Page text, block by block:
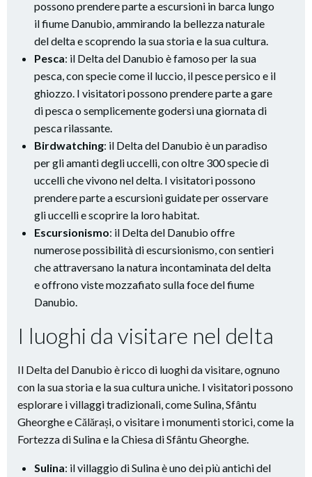
possono prendere parte a escursioni in barca lungo
il fiume Danubio, ammirando la bellezza naturale
del delta e scoprendo la sua storia e la sua cultura.
Pesca: il Delta del Danubio è famoso per la sua
pesca, con specie come il luccio, il pesce persico e il
ghiozzo. I visitatori possono prendere parte a gare
di pesca o semplicemente godersi una giornata di
pesca rilassante.
Birdwatching: il Delta del Danubio è un paradiso
per gli amanti degli uccelli, con oltre 300 specie di
uccelli che vivono nel delta. I visitatori possono
prendere parte a escursioni guidate per osservare
gli uccelli e scoprire la loro habitat.
Escursionismo: il Delta del Danubio offre
numerose possibilità di escursionismo, con sentieri
che attraversano la natura incontaminata del delta
e offrono viste mozzafiato sulla foce del fiume
Danubio.
I luoghi da visitare nel delta
Il Delta del Danubio è ricco di luoghi da visitare, ognuno
con la sua storia e la sua cultura uniche. I visitatori possono
esplorare i villaggi tradizionali, come Sulina, Sfântu
Gheorghe e Călărași, o visitare i monumenti storici, come la
Fortezza di Sulina e la Chiesa di Sfântu Gheorghe.
Sulina: il villaggio di Sulina è uno dei più antichi del